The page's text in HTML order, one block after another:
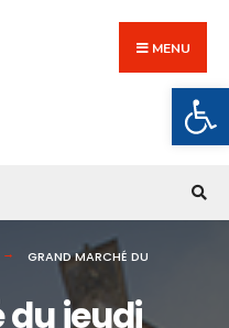
MENU
GRAND MARCHÉ DU
jeudi